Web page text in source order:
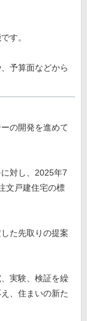
す。
予算面などから
の開発を進めて
対し、2025年7
文戸建住宅の標
た先取りの提案
実験、検証を繰
、住まいの新た